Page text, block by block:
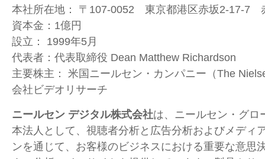
本社所在地：
〒 107-0052 東京都港区赤坂2-17-7
資本金： 1億円
設立：
1999年5月
代表者：代表取締役 Dean Matthew Richardson
主要株主：
米国ニールセン・カンパニー（The
会社ビデオリサーチ
ニールセン デジタル株式会社は、ニールセン・グロ
本法人として、視聴者分析と広告分析およびメディ
ンを通じて、お客様のビジネスにおける重要な意思